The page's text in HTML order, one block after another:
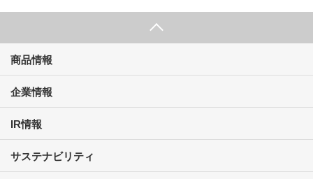
商品情報
企業情報
IR情報
サステナビリティ